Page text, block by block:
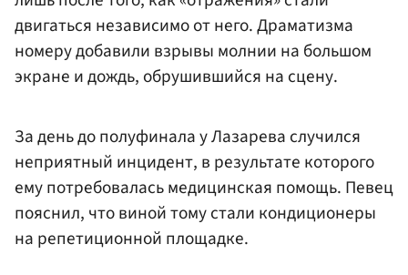
двигаться независимо от него. Драматизма
номеру добавили взрывы молнии на большом
экране и дождь, обрушившийся на сцену.
За день до полуфинала у Лазарева случился
неприятный инцидент, в результате которого
ему потребовалась медицинская помощь. Певец
пояснил, что виной тому стали кондиционеры
на репетиционной площадке.